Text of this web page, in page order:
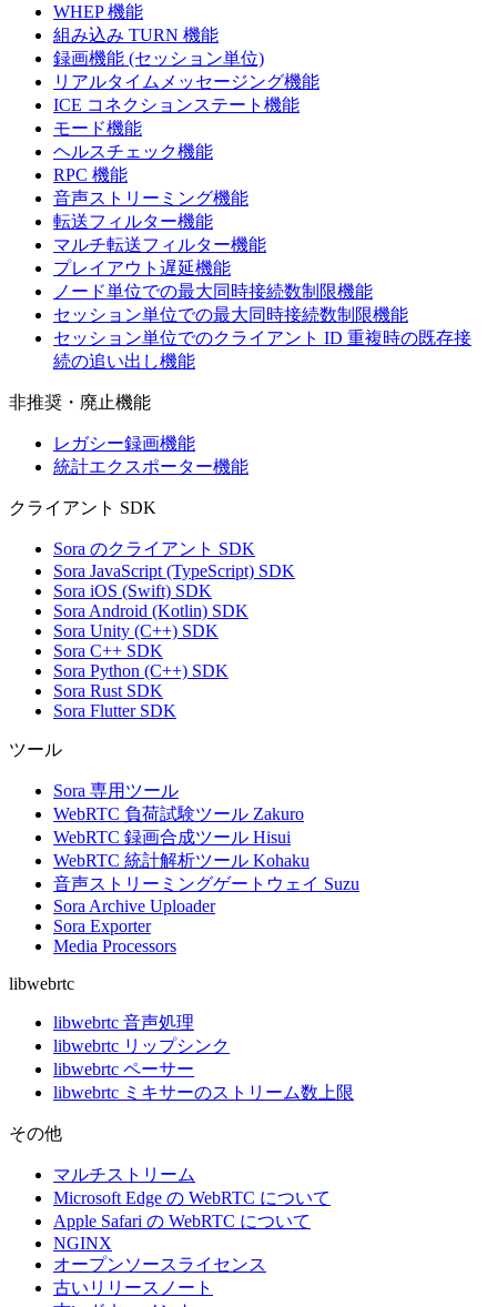
WHEP 機能
組み込み TURN 機能
録画機能 (セッション単位)
リアルタイムメッセージング機能
ICE コネクションステート機能
モード機能
ヘルスチェック機能
RPC 機能
音声ストリーミング機能
転送フィルター機能
マルチ転送フィルター機能
プレイアウト遅延機能
ノード単位での最大同時接続数制限機能
セッション単位での最大同時接続数制限機能
セッション単位でのクライアント ID 重複時の既存接
続の追い出し機能
非推奨・廃止機能
レガシー録画機能
統計エクスポーター機能
クライアント SDK
Sora のクライアント SDK
Sora JavaScript (TypeScript) SDK
Sora iOS (Swift) SDK
Sora Android (Kotlin) SDK
Sora Unity (C++) SDK
Sora C++ SDK
Sora Python (C++) SDK
Sora Rust SDK
Sora Flutter SDK
ツール
Sora 専用ツール
WebRTC 負荷試験ツール Zakuro
WebRTC 録画合成ツール Hisui
WebRTC 統計解析ツール Kohaku
音声ストリーミングゲートウェイ Suzu
Sora Archive Uploader
Sora Exporter
Media Processors
libwebrtc
libwebrtc 音声処理
libwebrtc リップシンク
libwebrtc ペーサー
libwebrtc ミキサーのストリーム数上限
その他
マルチストリーム
Microsoft Edge の WebRTC について
Apple Safari の WebRTC について
NGINX
オープンソースライセンス
古いリリースノート